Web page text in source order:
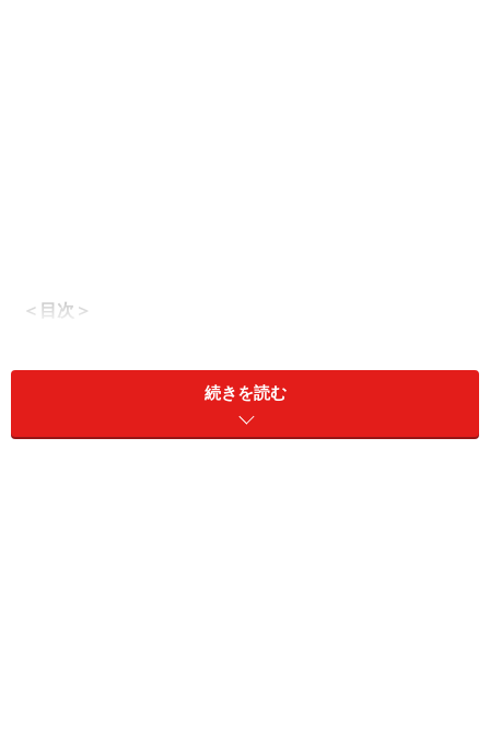
＜目次＞
ぶどうやレーズン、チョコレートに注意。これは絶
続きを読む